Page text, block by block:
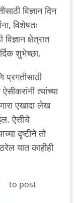
विज्ञान दिन
विशेषतः
क्षेत्रात
शुभेच्छा.
प्रगतीसाठी
त्यांच्या
एखादा लेख
ऐसीचे
दृष्टीने तो
यात काहीही
to post